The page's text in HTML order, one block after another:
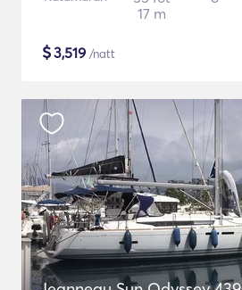
17 m
$3,519 /natt